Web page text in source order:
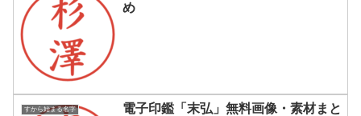
め
すから始まる名字
電子印鑑「末弘」無料画像・素材まと